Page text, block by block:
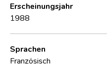
Erscheinungsjahr
1988
Sprachen
Französisch